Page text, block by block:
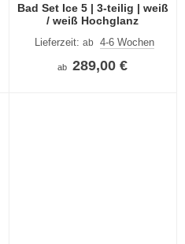
Bad Set Ice 5 | 3-teilig | weiß
/ weiß Hochglanz
Lieferzeit:ab 4-6 Wochen
ab 289,00 €